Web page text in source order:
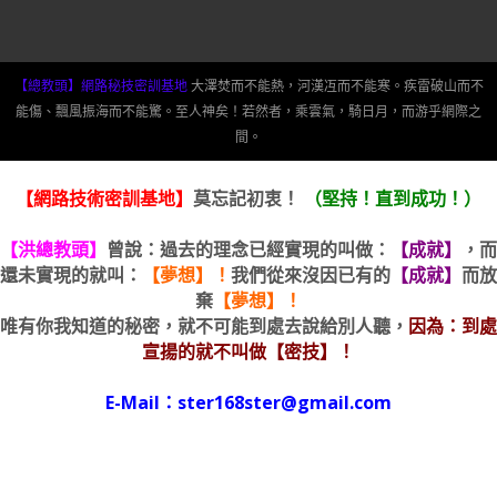
【總教頭】網路秘技密訓基地大澤焚而不能熱，河漢冱而不能寒。疾雷破山而不
能傷、飄風振海而不能驚。至人神矣！若然者，乘雲氣，騎日月，而游乎網際之
間。
【網路技術密訓基地】 莫忘記初衷！ （堅持！直到成功！）
【洪總教頭】 曾說：過去的理念已經實現的叫做： 【成就】
，而
還未實現的就叫：
【夢想】！ 我們從來沒因已有的 【成就】 而放
棄 【夢想】！
唯有你我知道的秘密，就不可能到處去說給別人聽， 因為：到處
宣揚的就不叫做【密技】！
E-Mail：ster168ster@gmail.com